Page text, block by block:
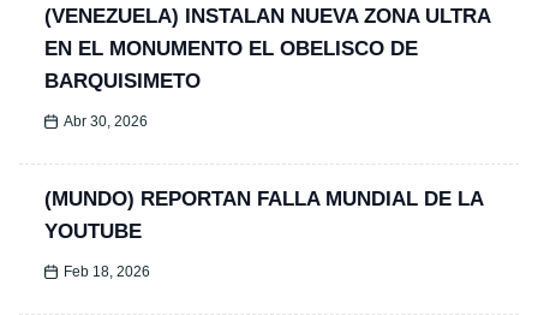
(VENEZUELA) INSTALAN NUEVA ZONA ULTRA
EN EL MONUMENTO EL OBELISCO DE
BARQUISIMETO
Abr 30, 2026
(MUNDO) REPORTAN FALLA MUNDIAL DE LA
YOUTUBE
Feb 18, 2026